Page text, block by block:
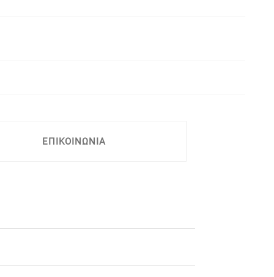
ΕΠΙΚΟΙΝΩΝΙΑ